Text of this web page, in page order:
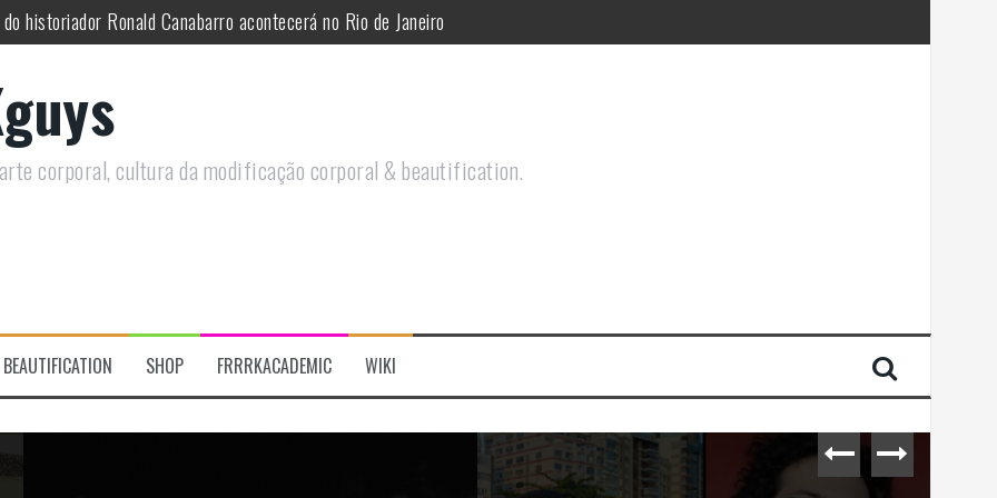
sobre Circo Freak em encontro online
modificações corporais e anarquia em encontro online
saiba como você pode ajudar duas ações que estão a ocorrer
a celebração do Orgulho Freak no Chile
historiador Ronald Canabarro acontecerá no Rio de Janeiro
corporal, cultura da modificação corporal & beautification.
BEAUTIFICATION SHOP FRRRKACADEMIC WIKI